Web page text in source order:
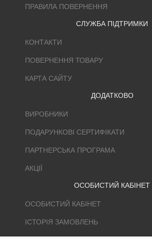
ПРАВИЛА ПОВЕРНЕННЯ
СЛУЖБА ПІДТРИМКИ
КОНТАКТИ
ПОВЕРНЕННЯ ТОВАРУ
КАРТА САЙТУ
ДОДАТКОВО
ВИРОБНИКИ
ПОДАРУНКОВІ СЕРТИФІКАТИ
ПАРТНЕРСЬКА ПРОГРАМА
АКЦІЇ
ОСОБИСТИЙ КАБІНЕТ
ОСОБИСТИЙ КАБІНЕТ
ІСТОРІЯ ЗАМОВЛЕНЬ